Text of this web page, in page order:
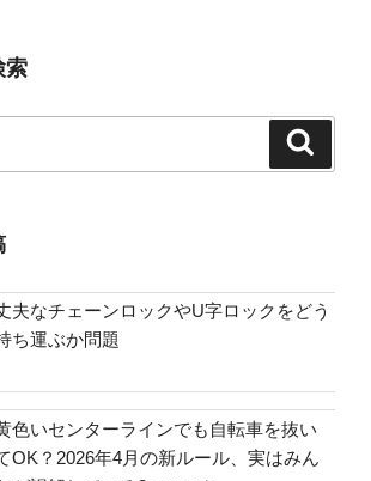
索
夫なチェーンロックやU字ロックをどう
ち運ぶか問題
色いセンターラインでも自転車を抜い
OK？2026年4月の新ルール、実はみん